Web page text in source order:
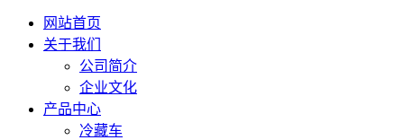
网站首页
关于我们
公司简介
企业文化
产品中心
冷藏车